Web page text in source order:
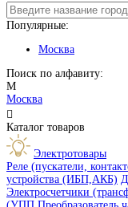
Популярные:
Москва
Поиск по алфавиту:
М
Москва

Каталог товаров
Электротовары
Реле (пускатели,
устройства (ИБП,АКБ)
Электросчетчики